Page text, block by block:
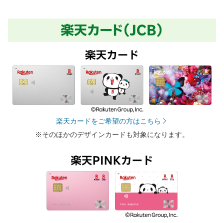
楽天カードをご希望の方はこちら
※そのほかのデザインカードも対象になります。